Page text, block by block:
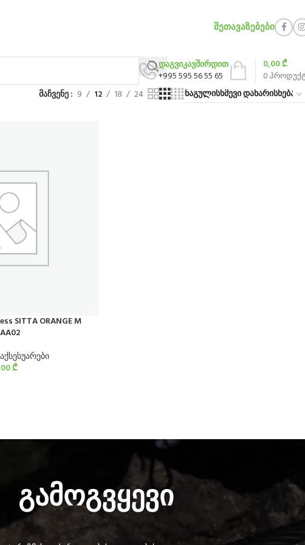
ᲨᲔᲗᲐᲕᲐᲖᲔᲑᲔᲑᲘ
დაგვიკავშირდით
+995 595 56 55 65
0
0,00₾
მაჩვენე 9 12 18 24
SITTA ORANGE M
₾
გამოგვყევი